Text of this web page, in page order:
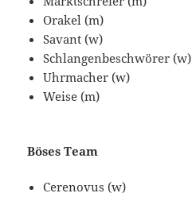
Orakel (m)
Savant (w)
Schlangenbeschwörer (w)
Uhrmacher (w)
Weise (m)
Böses Team
Cerenovus (w)